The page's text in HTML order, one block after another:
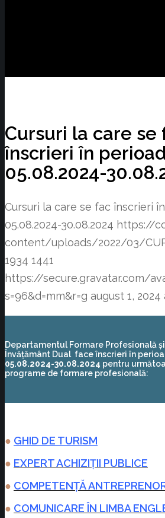
Cursuri la care se
înscrieri în
05.08.2024-
Cursuri la care se fac înscrieri
05.08.2024-30.08.2024 https://
content/uploads/2022/03/
1934 1441
https://secure.gravatar.com/
s=96&d=mm&r=g august 1, 2024
Departamentul Formare Profesională și
Învățământ Dual face înscrieri în
05.08.2024-30.08.2024 pentru
programe de formare profesională:
● GHID DE TURISM
● EXPERT ACHIZIȚII PUBLICE
● COMPETENȚĂ
● COMUNICARE ÎN LIMBA